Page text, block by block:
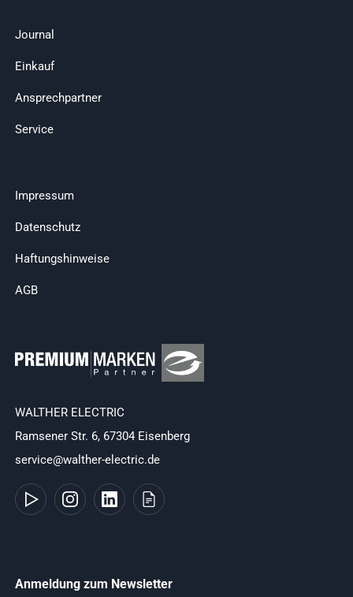
Journal
Einkauf
Ansprechpartner
Service
Impressum
Datenschutz
Haftungshinweise
AGB
WALTHER ELECTRIC
Ramsener Str. 6, 67304 Eisenberg
service@walther-electric.de
Anmeldung zum Newsletter